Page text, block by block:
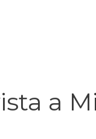
a